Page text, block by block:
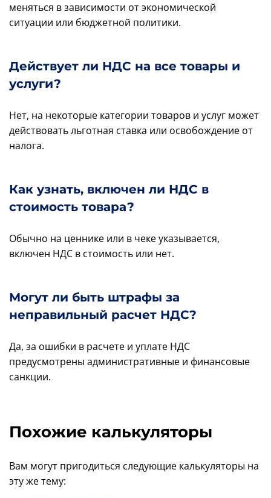
меняться в зависимости от экономической
ситуации или бюджетной политики.
Действует ли НДС на все товары и
услуги?
Нет, на некоторые категории товаров и услуг может
действовать льготная ставка или освобождение от
налога.
Как узнать, включен ли НДС в
стоимость товара?
Обычно на ценнике или в чеке указывается,
включен НДС в стоимость или нет.
Могут ли быть штрафы за
неправильный расчет НДС?
Да, за ошибки в расчете и уплате НДС
предусмотрены административные и финансовые
санкции.
Похожие калькуляторы
Вам могут пригодиться следующие калькуляторы на
эту же тему: